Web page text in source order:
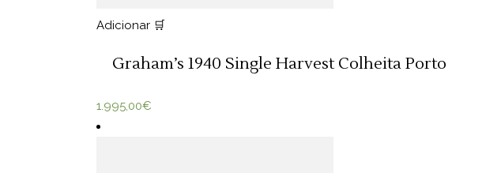
Adicionar 🛒
Graham’s 1940 Single Harvest Colheita Porto
1.995,00€